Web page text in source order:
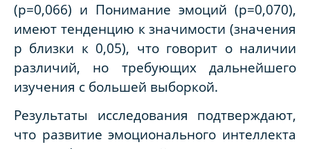
(p=0,066) и Понимание эмоций (p=0,070),
имеют тенденцию к значимости (значения
p близки к 0,05), что говорит о наличии
различий, но требующих дальнейшего
изучения с большей выборкой.
Результаты исследования подтверждают,
что развитие эмоционального интеллекта